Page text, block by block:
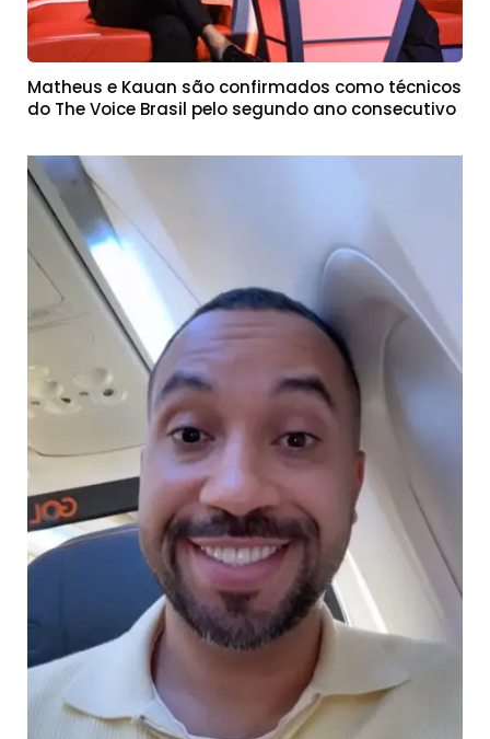
Matheus e Kauan são confirmados como técnicos
do The Voice Brasil pelo segundo ano consecutivo